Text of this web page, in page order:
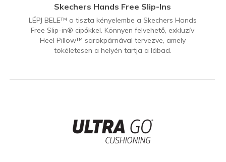
Skechers Hands Free Slip-Ins
LÉPJ BELE™ a tiszta kényelembe a Skechers Hands
Free Slip-in® cipőkkel. Könnyen felvehető, exkluzív
Heel Pillow™ sarokpárnával tervezve, amely
tökéletesen a helyén tartja a lábad.